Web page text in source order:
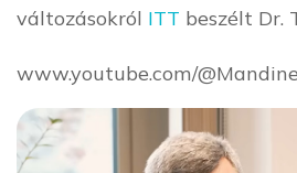
változásokról ITT beszélt Dr.
www.youtube.com/